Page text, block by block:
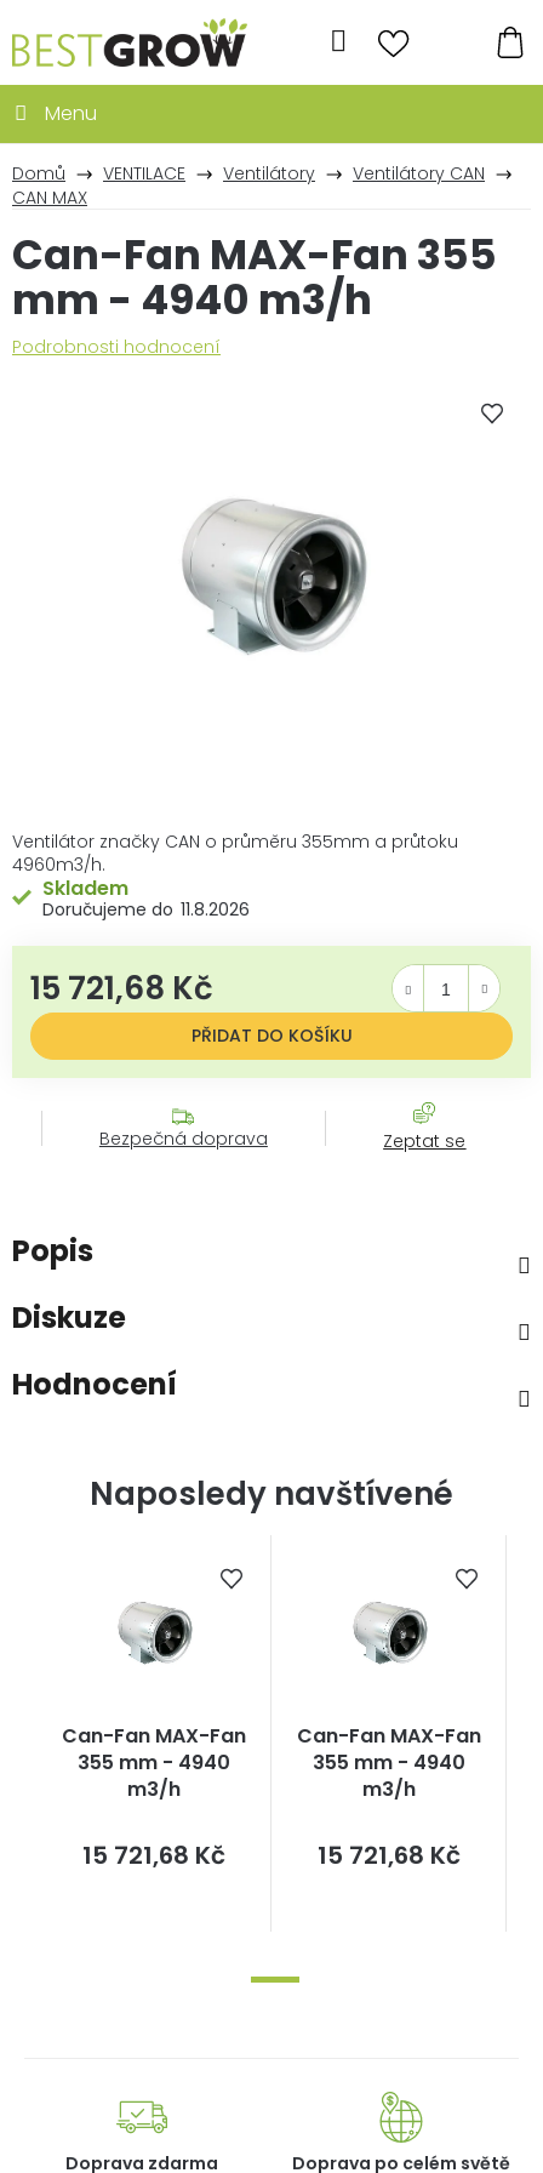
na
obsah
Hledat
Domů VENTILACE Ventilátory
Ventilátory CAN
CAN MAX
Ventilátor značky CAN o průměru 355mm a průtoku
4960m3/h.
Skladem
11.8.2026
15 721,68 Kč
PŘIDAT DO KOŠÍKU
Bezpečná doprava Zeptat se
Can-Fan MAX-Fan 355
mm - 4940 m3/h
Průměrné
Podrobnosti hodnocení
Popis
Diskuze
Hodnocení
Naposledy navštívené
Can-Fan MAX-Fan
355 mm - 4940
m3/h
15 721,68 Kčcena:
Can-Fan MAX-Fan
355 mm - 4940
m3/h
15 721,68 Kčcena:
Doprava zdarma
Doprava po celém světě